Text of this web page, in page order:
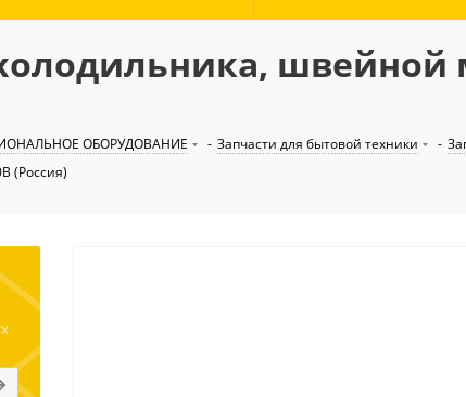
швейной
ОБОРУДОВАНИЕ - Запчасти для бытовой техники -
(Россия)